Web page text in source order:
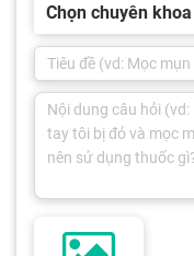
Chọn chuyên khoa